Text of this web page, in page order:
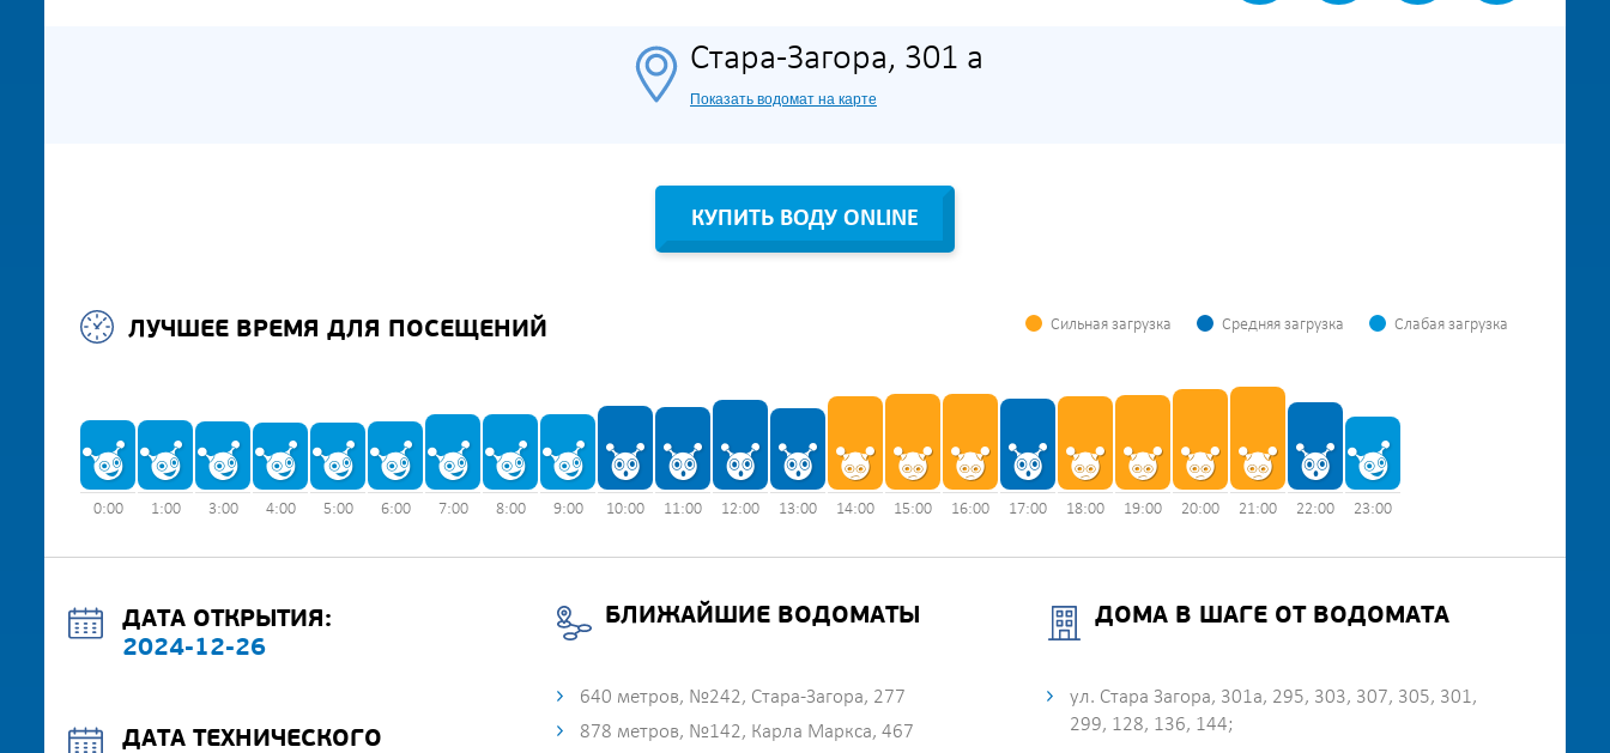
Стара-Загора, 301 а
Показать водомат на карте
КУПИТЬ ВОДУ ONLINE
ЛУЧШЕЕ ВРЕМЯ ДЛЯ ПОСЕЩЕНИЙ Сильная загрузка Средняя загрузка Слабая загрузка
0:00 1:00 3:00 4:00 5:00 6:00 7:00 8:00 9:00 10:00 11:00 12:00 13:00 14:00 15:00 16:00 17:00 18:00 19:00 20:00 21:00 22:00 23:00
ДАТА ОТКРЫТИЯ:
2024-12-26
ДАТА ТЕХНИЧЕСКОГО
БЛИЖАЙШИЕ ВОДОМАТЫ
640 метров, №242, Стара-Загора, 277
878 метров, №142, Карла Маркса, 467
ДОМА В ШАГЕ ОТ ВОДОМАТА
ул. Стара Загора, 301а, 295, 303, 307, 305, 301,
299, 128, 136, 144;